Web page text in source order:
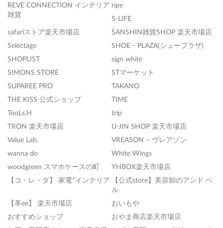
REVE CONNECTION インテリア
雑貨
ripe
S-LIFE
safariストア楽天市場店
SANSHIN雑貨SHOP 楽天市場店
Selectage
SHOE・PLAZA(シュープラザ)
SHOPLIST
sign white
SIMONS STORE
STマーケット
SUPAREE PRO
TAKANO
THE KISS 公式ショップ
TIME
TooLs.H
trip
TRON 楽天市場店
U-JIN SHOP 楽天市場店
Value Lab.
VREASON – ヴレアゾン
wanna do
White Wings
woodgreen スマホケースの町
YHBOX楽天市場店
【コ・レ・ダ】 家電*インテリア
【公式store】美容卸のアンド ベ
ル
【革ee】 楽天市場店
おいもや
おすすめショップ
おやま商店楽天市場店